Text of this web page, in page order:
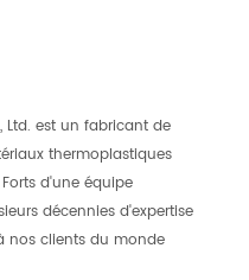
Ltd. est un fabricant de
thermoplastiques
d'une équipe
décennies d'expertise
nos clients du monde